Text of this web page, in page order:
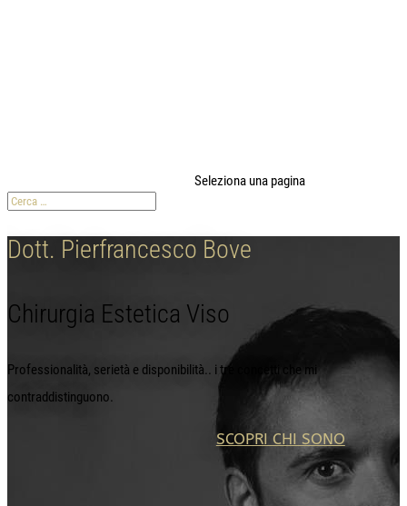
Seleziona una pagina
Dott. Pierfrancesco Bove
Chirurgia Estetica Viso
Professionalità, serietà e disponibilità.. i tre concetti che mi
contraddistinguono.
SCOPRI CHI SONO